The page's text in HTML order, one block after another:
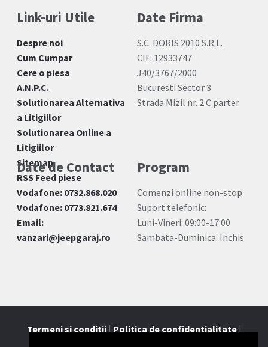
Link-uri Utile
Despre noi
Cum Cumpar
Cere o piesa
A.N.P.C.
Solutionarea Alternativa
a Litigiilor
Solutionarea Online a
Litigiilor
Sitemap
RSS Feed piese
Date Firma
S.C. DORIS 2010 S.R.L.
CIF: 12933747
J40/3767/2000
Bucuresti Sector 3
Strada Mizil nr. 2 C parter
Date de Contact
Vodafone: 0732.868.020
Vodafone: 0773.821.674
Email:
vanzari@jeepgaraj.ro
Program
Comenzi online non-stop.
Suport telefonic:
Luni-Vineri: 09:00-17:00
Sambata-Duminica: Inchis
Termeni si conditii| Politica de confidentialitate|